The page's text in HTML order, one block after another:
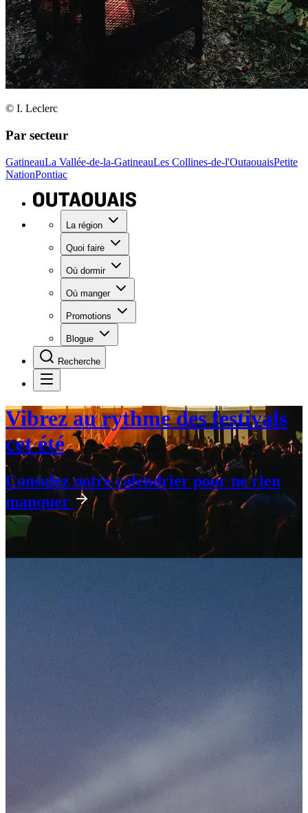
© I. Leclerc
Par secteur
GatineauLa Vallée-de-la-GatineauLes Collines-de-l'OutaouaisPetite
NationPontiac
La région
Quoi faire
Où dormir
Où manger
Promotions
Blogue
Recherche
Vibrez au rythme des festivals
cet été
Consulez notre calendrier pour ne rien
manquer